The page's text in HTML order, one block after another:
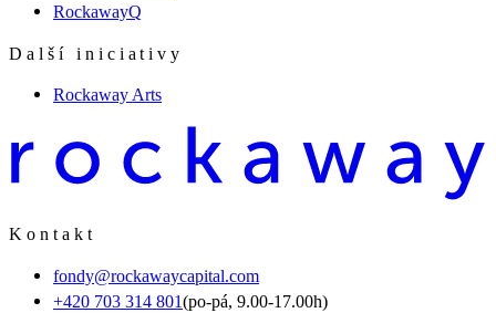
RockawayQ
Další iniciativy
Rockaway Arts
Kontakt
fondy@rockawaycapital.com
+420 703 314 801(po-pá, 9.00-17.00h)